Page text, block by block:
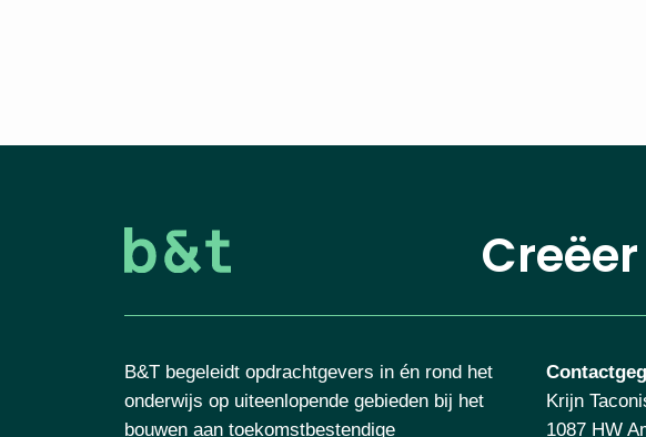
B&T begeleidt opdrachtgevers in én rond het
onderwijs op uiteenlopende gebieden bij het
bouwen aan toekomstbestendige
Krijn
1087 HW